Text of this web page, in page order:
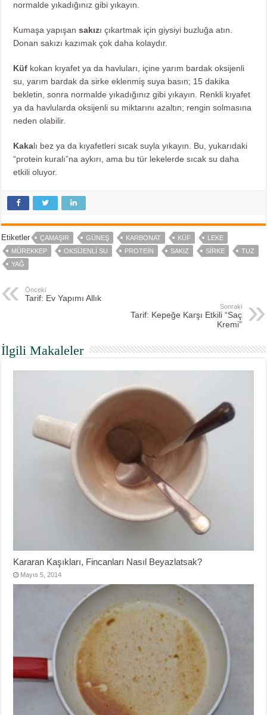
normalde yıkadığınız gibi yıkayın.
Kumaşa yapışansakızı çıkartmak için giysiyi buzluğa atın.
Donan sakızı kazımak çok daha kolaydır.
Küf kokan kıyafet ya da havluları, içine yarım bardak oksijenli
su, yarım bardak da sirke eklenmiş suya basın; 15 dakika
bekletin, sonra normalde yıkadığınız gibi yıkayın. Renkli kıyafet
ya da havlularda oksijenli su miktarını azaltın; rengin solmasına
neden olabilir.
Kakalı bez ya da kıyafetleri sıcak suyla yıkayın. Bu, yukarıdaki
“protein kuralı”na aykırı, ama bu tür lekelerde sıcak su daha
etkili oluyor.
Etiketler ÇAMAŞIR GÜNEŞ KARBONAT KÜF
LEKE
MÜREKKEP
OKSIJENLI SU PROTEIN SAKIZ SIRKE
TUZ
YAĞ
Önceki
Tarif: Ev Yapımı Allık
Sonraki
Tarif: Kepeğe Karşı Etkili “Saç
Kremi”
İlgili Makaleler
Kararan Kaşıkları, Fincanları Nasıl Beyazlatsak?
Mayıs 5, 2014